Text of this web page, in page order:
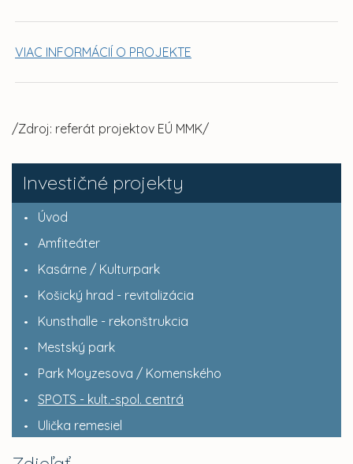
Investičné projekty
Úvod
Amfiteáter
Kasárne / Kulturpark
Košický hrad - revitalizácia
Kunsthalle - rekonštrukcia
Mestský park
Park Moyzesova / Komenského
SPOTS - kult.-spol. centrá
Ulička remesiel
VIAC INFORMÁCIÍ O PROJEKTE
/Zdroj: referát projektov EÚ MMK/